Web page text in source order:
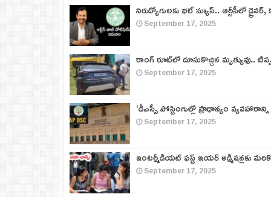
నిరుద్యోగులకు భలే న్యూస్.. ఆర్టీసీలో
September 17, 2025
రాంగ్ రూట్‌లో దూసుకొచ్చిన మృత్యువు..
September 17, 2025
‘డీఎస్సీ పోస్టింగుల్లో ప్రాధాన్యం
September 17, 2025
ఇంటర్మీడియట్ ఫస్ట్‌ ఇయర్‌ అడ్మిషన్లకు
September 17, 2025